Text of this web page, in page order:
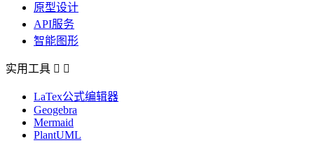
原型设计
API服务
智能图形
实用工具  
LaTex公式编辑器
Geogebra
Mermaid
PlantUML